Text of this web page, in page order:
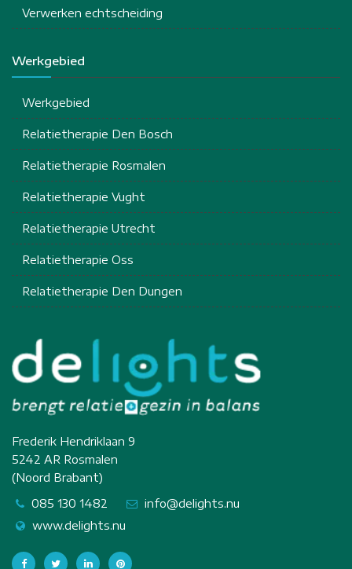
Verwerken echtscheiding
Werkgebied
Werkgebied
Relatietherapie Den Bosch
Relatietherapie Rosmalen
Relatietherapie Vught
Relatietherapie Utrecht
Relatietherapie Oss
Relatietherapie Den Dungen
Frederik Hendriklaan 9
5242 AR Rosmalen
(Noord Brabant)
085 130 1482
info@delights.nu
www.delights.nu